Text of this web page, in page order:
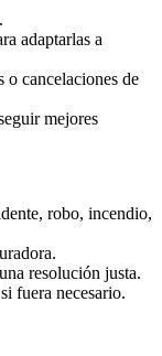
adaptarlas a
o cancelaciones de
mejores
robo, incendio,
resolución justa.
fuera necesario.